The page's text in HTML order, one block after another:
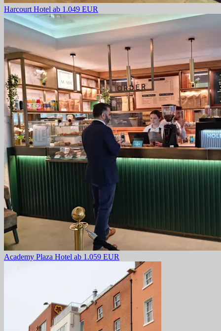
Harcourt Hotel ab 1.049 EUR
Academy Plaza Hotel ab 1.059 EUR